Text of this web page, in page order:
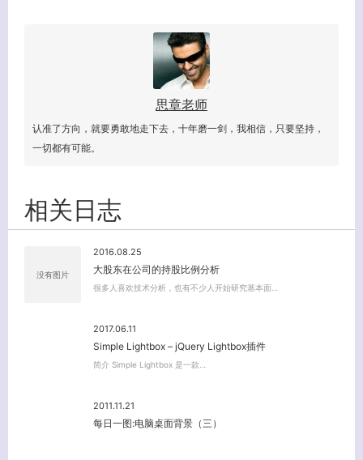
思章老师
认准了方向，就要勇敢地走下去，十年磨一剑，我相信，只要坚持，
一切都有可能。
相关日志
没有图片
2016.08.25
大股东在公司的持股比例分析
很多人喜欢技术分析，也有不少人开始研究基本面…
2017.06.11
Simple Lightbox – jQuery Lightbox插件
简介 Simple Lightbox 是一款…
2011.11.21
每日一图:电脑桌面背景（三）